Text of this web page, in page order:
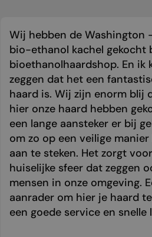
Wij hebben de Washington
bio-ethanol kachel gekocht
bioethanolhaardshop. En ik
zeggen dat het een
haard is. Wij zijn enorm blij
hier onze haard hebben
een lange aansteker er bij
om zo op een veilige
aan te steken. Het zorgt
huiselijke sfeer dat zeggen
mensen in onze omgeving.
aanrader om hier je haard
een goede service en snelle